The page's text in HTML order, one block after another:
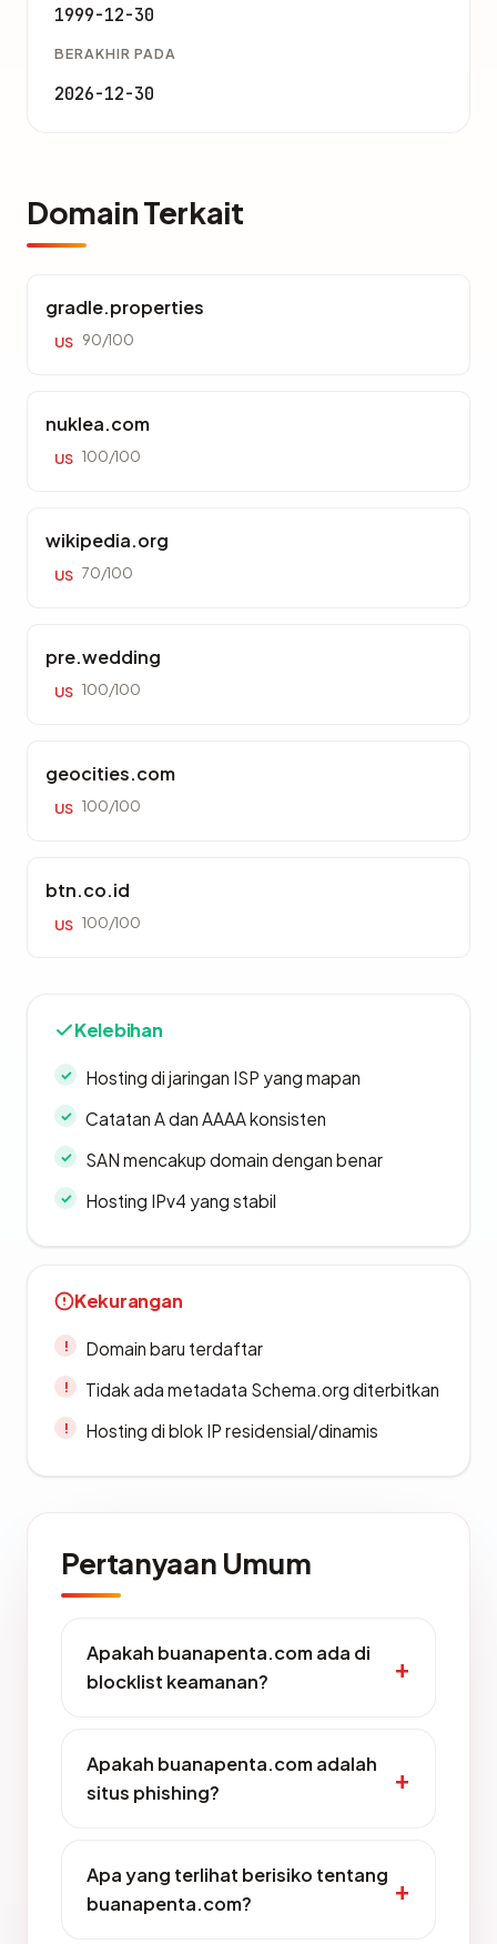
1999-12-30
BERAKHIR PADA
2026-12-30
Domain Terkait
gradle.properties
US 90/100
nuklea.com
US 100/100
wikipedia.org
US 70/100
pre.wedding
US 100/100
geocities.com
US 100/100
btn.co.id
US 100/100
Kelebihan
Hosting di jaringan ISP yang mapan
Catatan A dan AAAA konsisten
SAN mencakup domain dengan benar
Hosting IPv4 yang stabil
Kekurangan
Domain baru terdaftar
Tidak ada metadata Schema.org diterbitkan
Hosting di blok IP residensial/dinamis
Pertanyaan Umum
Apakah buanapenta.com ada di
blocklist keamanan?
Apakah buanapenta.com adalah
situs phishing?
Apa yang terlihat berisiko tentang
buanapenta.com?